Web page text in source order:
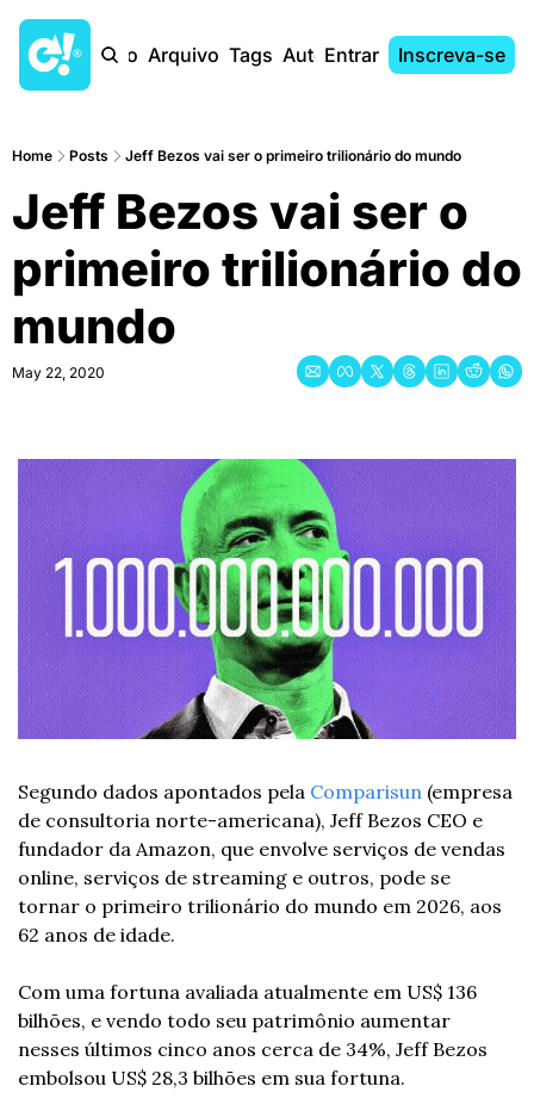
Início Arquivo Tags AutoresEntrar Inscreva-se
Home Posts Jeff Bezos vai ser o primeiro trilionário do mundo
Jeff Bezos vai ser o
primeiro trilionário do
mundo
May 22, 2020
Segundo dados apontados pela Comparisun (empresa
de consultoria norte-americana), Jeff Bezos CEO e
fundador da Amazon, que envolve serviços de vendas
online, serviços de streaming e outros, pode se
tornar o primeiro trilionário do mundo em 2026, aos
62 anos de idade.
Com uma fortuna avaliada atualmente em US$ 136
bilhões, e vendo todo seu patrimônio aumentar
nesses últimos cinco anos cerca de 34%, Jeff Bezos
embolsou US$ 28,3 bilhões em sua fortuna.